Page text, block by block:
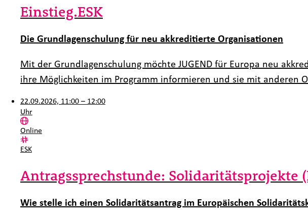
Einstieg.ESK
Die Grundlagenschulung für neu akkreditierte Organisationen
Mit der Grundlagenschulung möchte JUGEND für Europa neu
ihre Möglichkeiten im Programm informieren und sie mit anderen
22.09.2026, 11:00 – 12:00
Uhr
Ort:
Online
Kategorie:
ESK
Antragssprechstunde: Solidaritätsprojekte
Wie stelle ich einen Solidaritätsantrag im Europäischen